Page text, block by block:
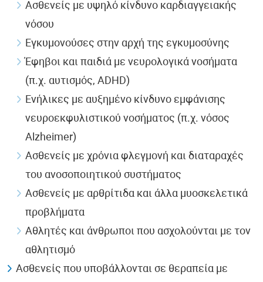
Ασθενείς με υψηλό κίνδυνο καρδιαγγειακής
νόσου
Εγκυμονούσες στην αρχή της εγκυμοσύνης
Έφηβοι και παιδιά με νευρολογικά νοσήματα
(π.χ. αυτισμός, ADHD)
Ενήλικες με αυξημένο κίνδυνο εμφάνισης
νευροεκφυλιστικού νοσήματος (π.χ. νόσος
Alzheimer)
Ασθενείς με χρόνια φλεγμονή και διαταραχές
του ανοσοποιητικού συστήματος
Ασθενείς με αρθρίτιδα και άλλα μυοσκελετικά
προβλήματα
Αθλητές και άνθρωποι που ασχολούνται με τον
αθλητισμό
Ασθενείς που υποβάλλονται σε θεραπεία με